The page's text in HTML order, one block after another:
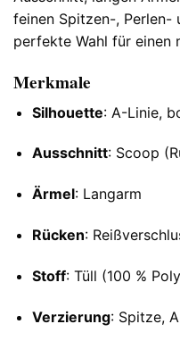
feinen Spitzen-, Perlen-
perfekte Wahl für einen
Merkmale
Silhouette: A-Linie,
Ausschnitt: Scoop
Ärmel: Langarm
Rücken:
Stoff: Tüll (100 %
Verzierung: Spitze,